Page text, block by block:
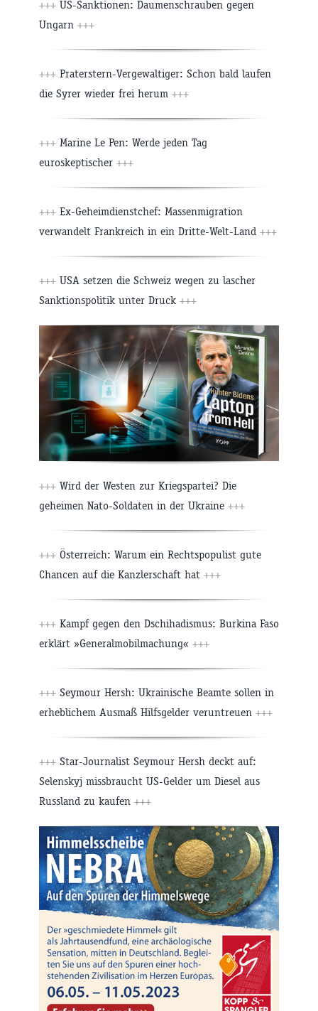
+++ US-Sanktionen: Daumenschrauben gegen
Ungarn +++
+++ Praterstern-Vergewaltiger: Schon bald laufen
die Syrer wieder frei herum +++
+++ Marine Le Pen: Werde jeden Tag
euroskeptischer +++
+++ Ex-Geheimdienstchef: Massenmigration
verwandelt Frankreich in ein Dritte-Welt-Land +++
+++ USA setzen die Schweiz wegen zu lascher
Sanktionspolitik unter Druck +++
+++ Wird der Westen zur Kriegspartei? Die
geheimen Nato-Soldaten in der Ukraine +++
+++ Österreich: Warum ein Rechtspopulist gute
Chancen auf die Kanzlerschaft hat +++
+++ Kampf gegen den Dschihadismus: Burkina Faso
erklärt »Generalmobilmachung« +++
+++ Seymour Hersh: Ukrainische Beamte sollen in
erheblichem Ausmaß Hilfsgelder veruntreuen +++
+++ Star-Journalist Seymour Hersh deckt auf:
Selenskyj missbraucht US-Gelder um Diesel aus
Russland zu kaufen +++